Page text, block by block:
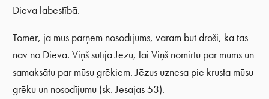
Dieva labestībā.
Tomēr, ja mūs pārņem nosodījums, varam būt droši, ka tas
nav no Dieva. Viņš sūtīja Jēzu, lai Viņš nomirtu par mums un
samaksātu par mūsu grēkiem. Jēzus uznesa pie krusta mūsu
grēku un nosodījumu (sk. Jesajas 53).